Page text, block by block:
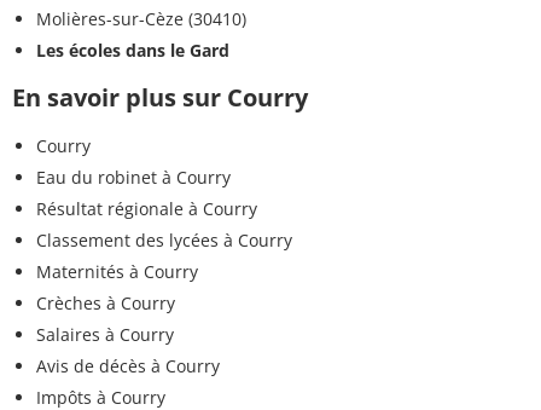
Molières-sur-Cèze (30410)
Les écoles dans le Gard
En savoir plus sur Courry
Courry
Eau du robinet à Courry
Résultat régionale à Courry
Classement des lycées à Courry
Maternités à Courry
Crèches à Courry
Salaires à Courry
Avis de décès à Courry
Impôts à Courry